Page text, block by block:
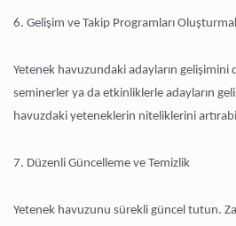
6. Gelişim ve Takip Programları
Yetenek havuzundaki adayların gelişimini
seminerler ya da etkinliklerle adayların
havuzdaki yeteneklerin niteliklerini
7. Düzenli Güncelleme ve Temizlik
Yetenek havuzunu sürekli güncel tutun.